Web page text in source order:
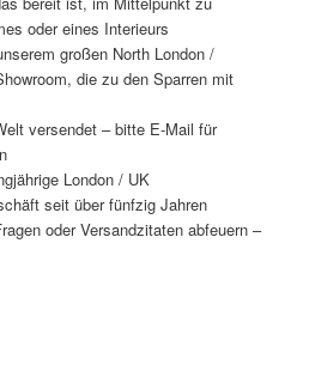
oder eines Interieurs
großen North London /
die zu den Sparren mit
versendet – bitte E-Mail für
London / UK
seit über fünfzig Jahren
oder Versandzitaten abfeuern –